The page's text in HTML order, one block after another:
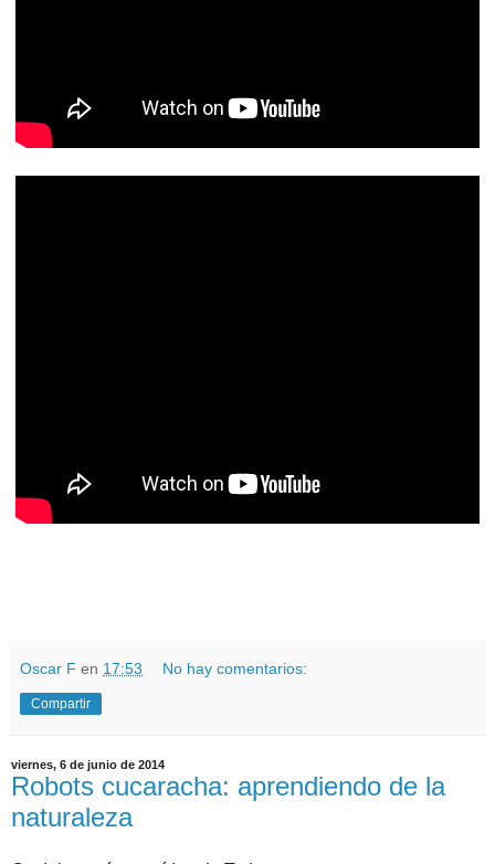
Oscar F en 17:53 No hay comentarios:
Compartir
viernes, 6 de junio de 2014
Robots cucaracha: aprendiendo de la
naturaleza